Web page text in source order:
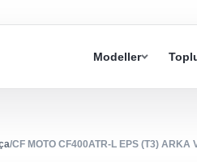
Modeller
/CF MOTO CF400ATR-L EPS (T3)